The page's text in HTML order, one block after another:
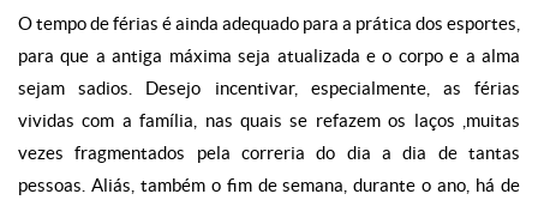
O tempo de férias é ainda adequado para a prática dos esportes,
para que a antiga máxima seja atualizada e o corpo e a alma
sejam sadios. Desejo incentivar, especialmente, as férias
vividas com a família, nas quais se refazem os laços ,muitas
vezes fragmentados pela correria do dia a dia de tantas
pessoas. Aliás, também o fim de semana, durante o ano, há de